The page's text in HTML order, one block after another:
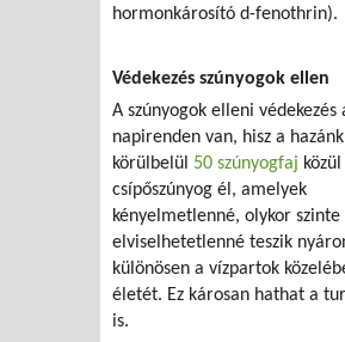
hormonkárosító d-fenothrin).
Védekezés szúnyogok ellen
A szúnyogok elleni védekezés
napirenden van, hisz a
körülbelül 50 szúnyogfaj
csípőszúnyog él, amelyek
kényelmetlenné, olykor szinte
elviselhetetlenné teszik
különösen a vízpartok
életét. Ez károsan hathat a
is.